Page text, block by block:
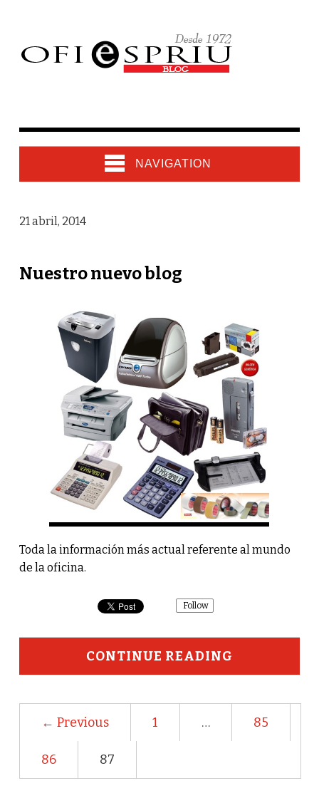
NAVIGATION
21 abril, 2014
Nuestro nuevo blog
Toda la información más actual referente al mundo
de la oficina.
Follow
CONTINUE READING
← Previous 1 … 85
86 87